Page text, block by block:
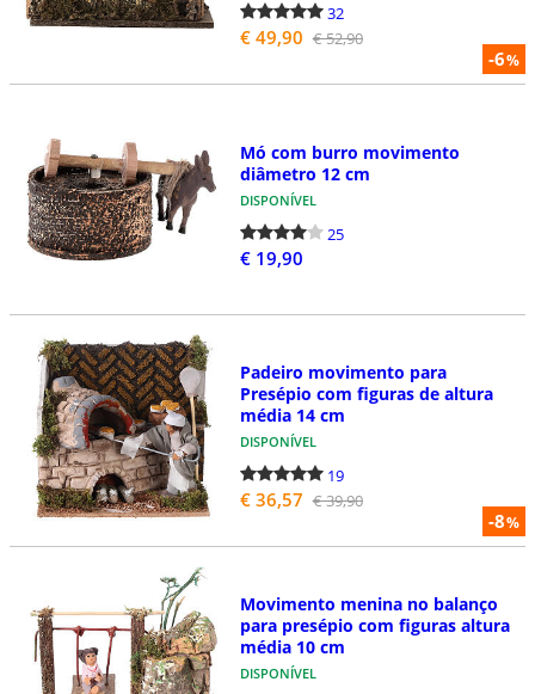
-6%
32
€ 49,90 € 52,90
Mó com burro movimento
diâmetro 12 cm
DISPONÍVEL
25
€ 19,90
-8%
Padeiro movimento para
Presépio com figuras de altura
média 14 cm
DISPONÍVEL
19
€ 36,57 € 39,90
Movimento menina no balanço
para presépio com figuras altura
média 10 cm
DISPONÍVEL